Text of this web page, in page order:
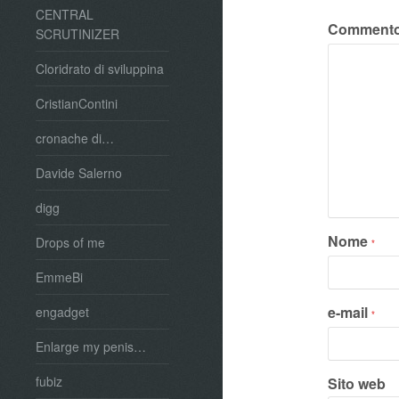
CENTRAL
SCRUTINIZER
Cloridrato di sviluppina
CristianContini
cronache di…
Davide Salerno
digg
Drops of me
EmmeBi
engadget
Enlarge my penis…
fubiz
Nome*
e-mail*
Sito web